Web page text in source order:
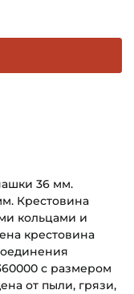
36 мм.
Крестовина
кольцами и
крестовина
с размером
от пыли, грязи,